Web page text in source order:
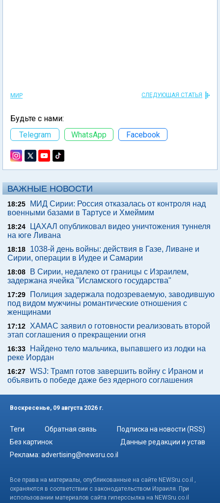
МИР СЛЕДУЮЩАЯ СТАТЬЯ
Будьте с нами:
Telegram
WhatsApp Facebook
ВАЖНЫЕ НОВОСТИ
18:25
МИД Сирии: Россия отказалась от контроля над
военными базами в Тартусе и Хмеймим
18:24
ЦАХАЛ опубликовал видео уничтожения туннеля
на юге Ливана
18:18
1038-й день войны: действия в Газе, Ливане и
Сирии, операции в Иудее и Самарии
18:08
В Сирии, недалеко от границы с Израилем,
задержана ячейка "Исламского государства"
17:29
Полиция задержала подозреваемую, заводившую
под видом мужчины романтические отношения с
женщинами
17:12
ХАМАС заявил о готовности реализовать второй
этап соглашения о прекращении огня
16:33
Найдено тело мальчика, выпавшего из лодки на
реке Иордан
16:27 WSJ: Трамп готов завершить войну с Ираном и
объявить о победе даже без ядерного соглашения
Воскресенье, 09 августа 2026 г.
Теги Обратная связь
Подписка на новости (RSS)
Без картинок
Данные редакции и устав
Реклама: advertising@newsru.co.il
Все права на материалы, опубликованные на сайте NEWSru.co.il ,
охраняются в соответствии с законодательством Израиля. При
использовании материалов сайта гиперссылка на NEWSru.co.il